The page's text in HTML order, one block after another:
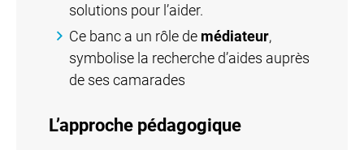
solutions pour l’aider.
Ce banc a un rôle de médiateur,
symbolise la recherche d’aides auprès
de ses camarades
L’approche pédagogique